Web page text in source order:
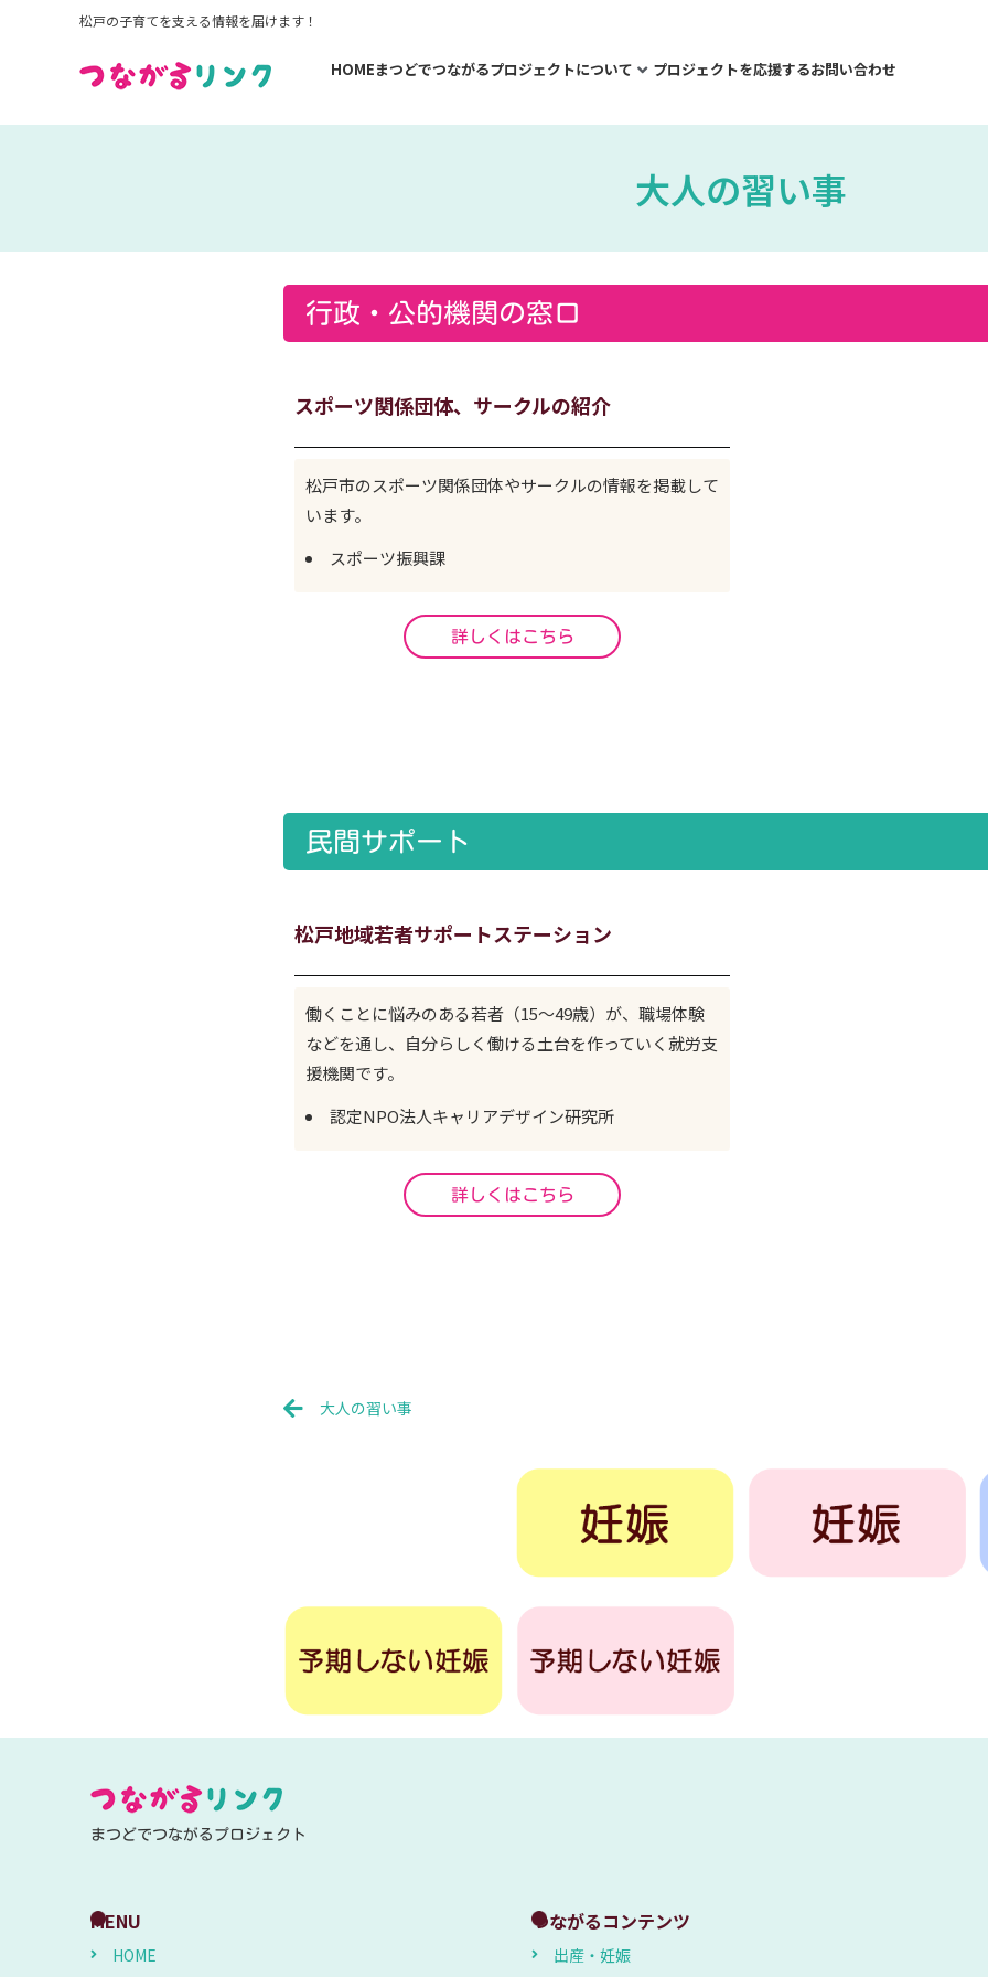
松戸の子育てを支える情報を届けます！
HOMEまつどでつながるプロジェクトについて プロジェクトを応援するお問い合わせ
大人の習い事
行政・公的機関の窓口
スポーツ関係団体、サークルの紹介
松戸市のスポーツ関係団体やサークルの情報を掲載して
います。
スポーツ振興課
詳しくはこちら
民間サポート
松戸地域若者サポートステーション
働くことに悩みのある若者（15～49歳）が、職場体験
などを通し、自分らしく働ける土台を作っていく就労支
援機関です。
認定NPO法人キャリアデザイン研究所
詳しくはこちら
Prev
大人の習い事
まつどでつながるプロジェクト
MENU
HOME
つながるコンテンツ
出産・妊娠